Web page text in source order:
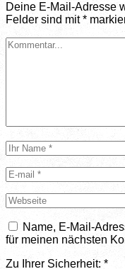
Deine E-Mail-Adresse
Felder sind mit*
Name, E-Mail-
für meinen nächsten
Zu Ihrer Sicherheit: *